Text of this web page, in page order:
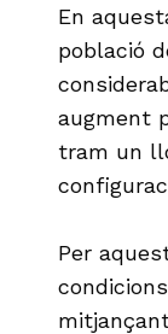
En
població
augment
tram un
Per